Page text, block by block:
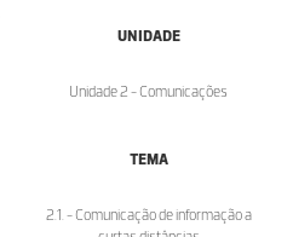
UNIDADE
Unidade 2 - Comunicações
TEMA
2.1. - Comunicação de informação a